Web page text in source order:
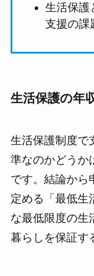
生活保護
支援の課
生活保護の年
生活保護制度で
準なのかどうか
です。結論から
定める「最低生
な最低限度の生
暮らしを保証す